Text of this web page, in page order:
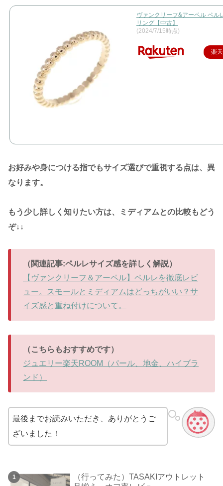
ヴァンクリーフ&アーペル ペル
リング【中古】
(2024/7/15時点)
楽
お好みや身につける指でもサイズ選びで重視する点は、異
なります。
もう少し詳しく知りたい方は、ミディアムとの比較もどう
ぞ↓↓
（関連記事:ペルレサイズ感を詳しく解説）
【ヴァンクリーフ＆アーペル】ペルレを徹底レビ
ュー。スモールとミディアムはどっちがいい？サ
イズ感と重ね付けについて。
（こちらもおすすめです）
ジュエリー楽天ROOM（パール、地金、ハイブラ
ンド）
最後までお読みいただき、ありがとうご
ざいました！
（行ってみた）TASAKIアウトレット